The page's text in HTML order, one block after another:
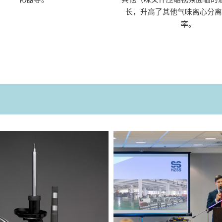
长，升高了其他气味离心分
率。